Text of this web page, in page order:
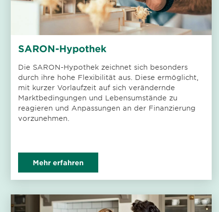
SARON-Hypothek
Die SARON-Hypothek zeichnet sich besonders
durch ihre hohe Flexibilität aus. Diese ermöglicht,
mit kurzer Vorlaufzeit auf sich verändernde
Marktbedingungen und Lebensumstände zu
reagieren und Anpassungen an der Finanzierung
vorzunehmen.
Mehr erfahren